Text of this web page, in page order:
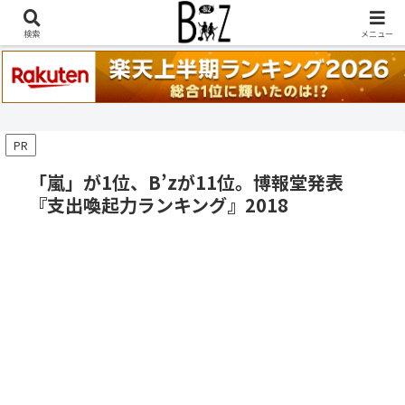
稲葉浩志『en-Zepp』『enⅣ』セトリ一覧はこちら
PR
「嵐」が1位、B’zが11位。博報堂発表
『支出喚起力ランキング』2018
検索 メニュー